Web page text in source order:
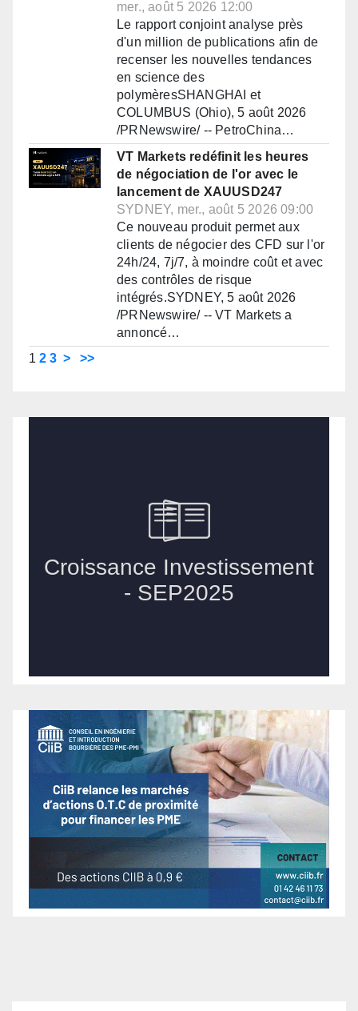
mer., août 5 2026 12:00
Le rapport conjoint analyse près
d'un million de publications afin de
recenser les nouvelles tendances
en science des
polymèresSHANGHAI et
COLUMBUS (Ohio), 5 août 2026
/PRNewswire/ -- PetroChina…
VT Markets redéfinit les heures
de négociation de l'or avec le
lancement de XAUUSD247
SYDNEY, mer., août 5 2026 09:00
Ce nouveau produit permet aux
clients de négocier des CFD sur l'or
24h/24, 7j/7, à moindre coût et avec
des contrôles de risque
intégrés.SYDNEY, 5 août 2026
/PRNewswire/ -- VT Markets a
annoncé…
1 2 3 > >>